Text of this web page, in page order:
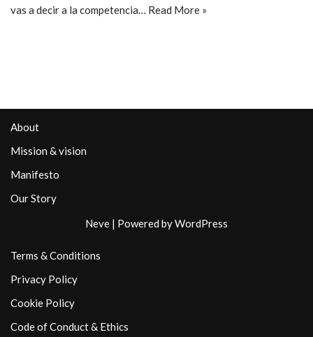
vas a decir a la competencia… Read More »
About
Mission & vision
Manifesto
Our Story
Neve | Powered byWordPress
Terms & Conditions
Privacy Policy
Cookie Policy
Code of Conduct & Ethics